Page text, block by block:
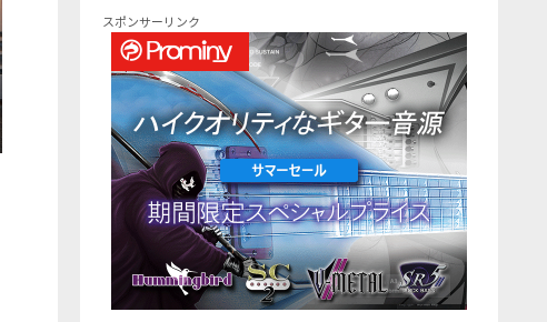
スポンサーリンク